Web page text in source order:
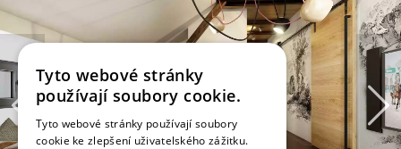
Tyto webové stránky
používají soubory cookie.
Tyto webové stránky používají soubory
cookie ke zlepšení uživatelského zážitku.